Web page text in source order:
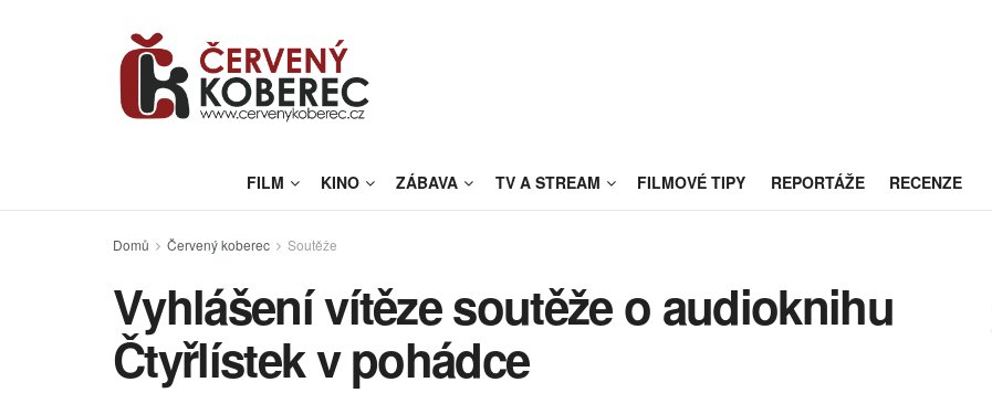
FILM KINO ZÁBAVA TV A STREAM FILMOVÉ TIPY REPORTÁŽE RECENZE
Domů Červený koberec Soutěže
Vyhlášení vítěze soutěže o audioknihu
Čtyřlístek v pohádce